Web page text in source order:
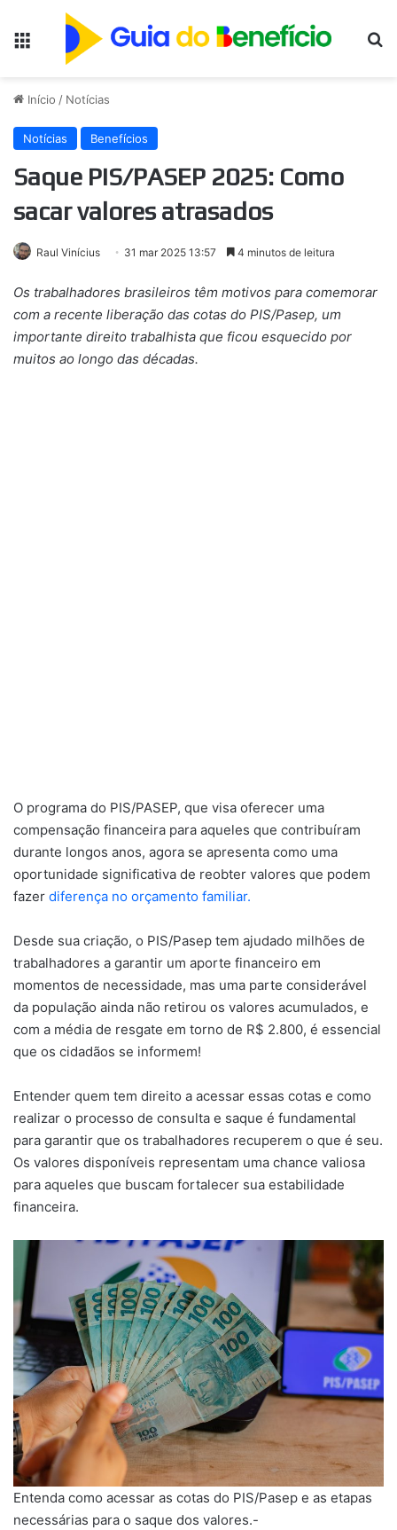
Início / Notícias
Notícias Benefícios
Saque PIS/PASEP 2025: Como
sacar valores atrasados
Raul Vinícius 31 mar 2025 13:57 4 minutos de leitura
Os trabalhadores brasileiros têm motivos para comemorar
com a recente liberação das cotas do PIS/Pasep, um
importante direito trabalhista que ficou esquecido por
muitos ao longo das décadas.
O programa do PIS/PASEP, que visa oferecer uma
compensação financeira para aqueles que contribuíram
durante longos anos, agora se apresenta como uma
oportunidade significativa de reobter valores que podem
fazer diferença no orçamento familiar.
Desde sua criação, o PIS/Pasep tem ajudado milhões de
trabalhadores a garantir um aporte financeiro em
momentos de necessidade, mas uma parte considerável
da população ainda não retirou os valores acumulados, e
com a média de resgate em torno de R$ 2.800, é essencial
que os cidadãos se informem!
Entender quem tem direito a acessar essas cotas e como
realizar o processo de consulta e saque é fundamental
para garantir que os trabalhadores recuperem o que é seu.
Os valores disponíveis representam uma chance valiosa
para aqueles que buscam fortalecer sua estabilidade
financeira.
Entenda como acessar as cotas do PIS/Pasep e as etapas
necessárias para o saque dos valores.-